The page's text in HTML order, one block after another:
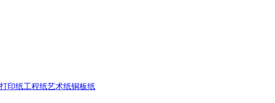
印纸工程纸艺术纸铜板纸